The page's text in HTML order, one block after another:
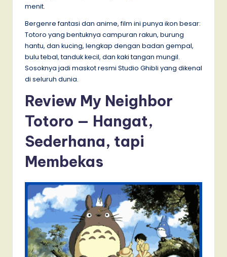
menit.
Bergenre fantasi dan anime, film ini punya ikon besar:
Totoro yang bentuknya campuran rakun, burung
hantu, dan kucing, lengkap dengan badan gempal,
bulu tebal, tanduk kecil, dan kaki tangan mungil.
Sosoknya jadi maskot resmi Studio Ghibli yang dikenal
di seluruh dunia.
Review My Neighbor
Totoro — Hangat,
Sederhana, tapi
Membekas